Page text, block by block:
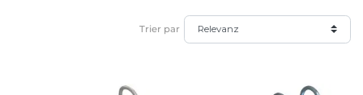
Trier par